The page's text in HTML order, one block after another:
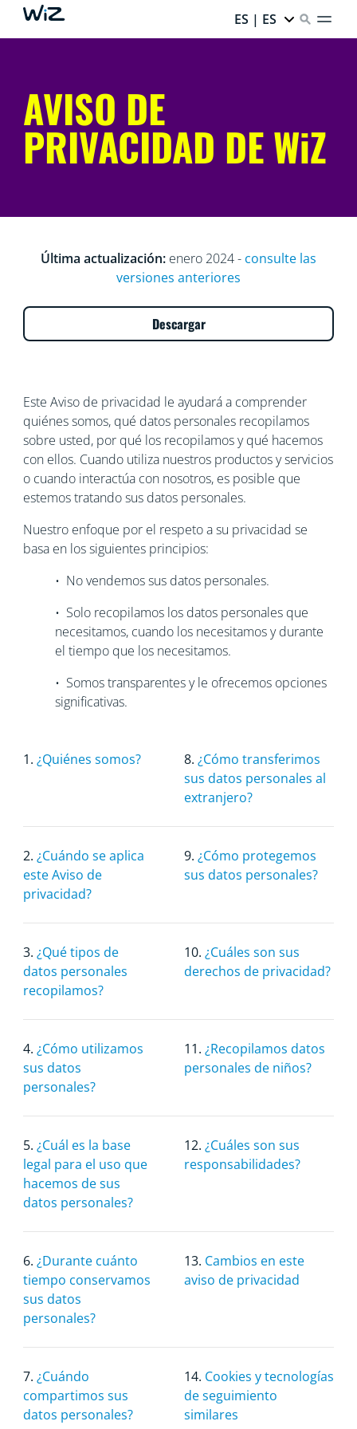
ES | ES
AVISO DE
PRIVACIDAD DE WiZ
Última actualización: enero 2024 - consulte las
versiones anteriores
Descargar
Este Aviso de privacidad le ayudará a comprender
quiénes somos, qué datos personales recopilamos
sobre usted, por qué los recopilamos y qué hacemos
con ellos. Cuando utiliza nuestros productos y servicios
o cuando interactúa con nosotros, es posible que
estemos tratando sus datos personales.
Nuestro enfoque por el respeto a su privacidad se
basa en los siguientes principios:
• No vendemos sus datos personales.
• Solo recopilamos los datos personales que
necesitamos, cuando los necesitamos y durante
el tiempo que los necesitamos.
• Somos transparentes y le ofrecemos opciones
significativas.
1. ¿Quiénes somos? 8. ¿Cómo transferimos
sus datos personales al
extranjero?
2. ¿Cuándo se aplica
este Aviso de
privacidad?
9. ¿Cómo protegemos
sus datos personales?
3. ¿Qué tipos de
datos personales
recopilamos?
10. ¿Cuáles son sus
derechos de privacidad?
4. ¿Cómo utilizamos
sus datos
personales?
11. ¿Recopilamos datos
personales de niños?
5. ¿Cuál es la base
legal para el uso que
hacemos de sus
datos personales?
12. ¿Cuáles son sus
responsabilidades?
6. ¿Durante cuánto
tiempo conservamos
sus datos
personales?
13. Cambios en este
aviso de privacidad
7. ¿Cuándo
compartimos sus
datos personales?
14. Cookies y tecnologías
de seguimiento
similares